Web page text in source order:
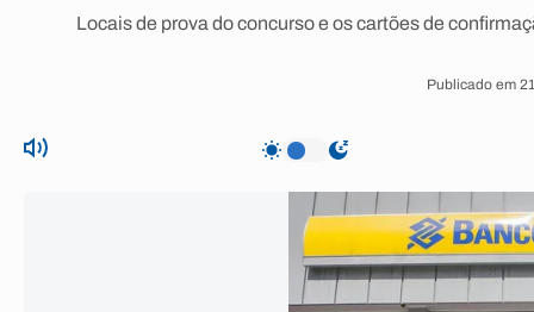
Locais de prova do concurso e os cartões de
Publicado em